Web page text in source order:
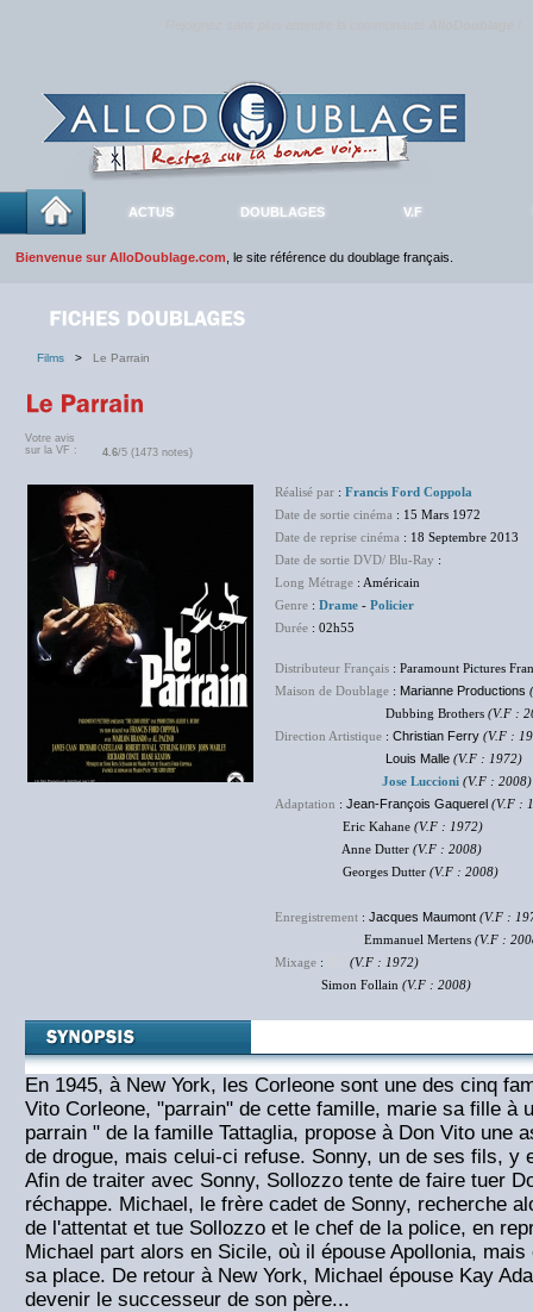
ACTUS DOUBLAGES V.F
Bienvenue sur AlloDoublage.com , le site référence du doublage français.
Films > Le Parrain
Votre avis
sur la VF :
4.6/5 (1473 notes)
Réalisé par : Francis Ford Coppola
Date de sortie cinéma : 15 Mars 1972
Date de reprise cinéma : 18 Septembre 2013
Date de sortie DVD/ Blu-Ray :
Long Métrage : Américain
Genre : Drame - Policier
Durée : 02h55
Distributeur Français : Paramount Pictures
Maison de Doublage : Marianne Productions
Dubbing Brothers (V.F :
Direction Artistique : Christian Ferry (V.F :
Louis Malle (V.F : 1972)
Jose Luccioni (V.F : 2008)
Adaptation : Jean-François Gaquerel (V.F :
Eric Kahane (V.F : 1972)
Anne Dutter (V.F : 2008)
Georges Dutter (V.F : 2008)
Enregistrement : Jacques Maumont (V.F :
Emmanuel Mertens (V.F :
Mixage :
(V.F : 1972)
Simon Follain (V.F : 2008)
En 1945, à New York, les Corleone sont une des cinq
Vito Corleone, "parrain" de cette famille, marie sa fille à
parrain " de la famille Tattaglia, propose à Don Vito une
de drogue, mais celui-ci refuse. Sonny, un de ses fils, y
Afin de traiter avec Sonny, Sollozzo tente de faire tuer
réchappe. Michael, le frère cadet de Sonny, recherche
de l'attentat et tue Sollozzo et le chef de la police, en
Michael part alors en Sicile, où il épouse Apollonia,
sa place. De retour à New York, Michael épouse Kay
devenir le successeur de son père...